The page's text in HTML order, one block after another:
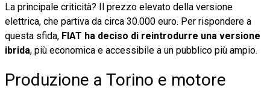
La principale criticità? Il prezzo elevato della versione
elettrica, che partiva da circa 30.000 euro. Per rispondere a
questa sfida, FIAT ha deciso di reintrodurre una versione
ibrida, più economica e accessibile a un pubblico più ampio.
Produzione a Torino e motore